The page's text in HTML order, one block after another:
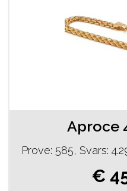
Aproce
Prove: 585, Svars:
€